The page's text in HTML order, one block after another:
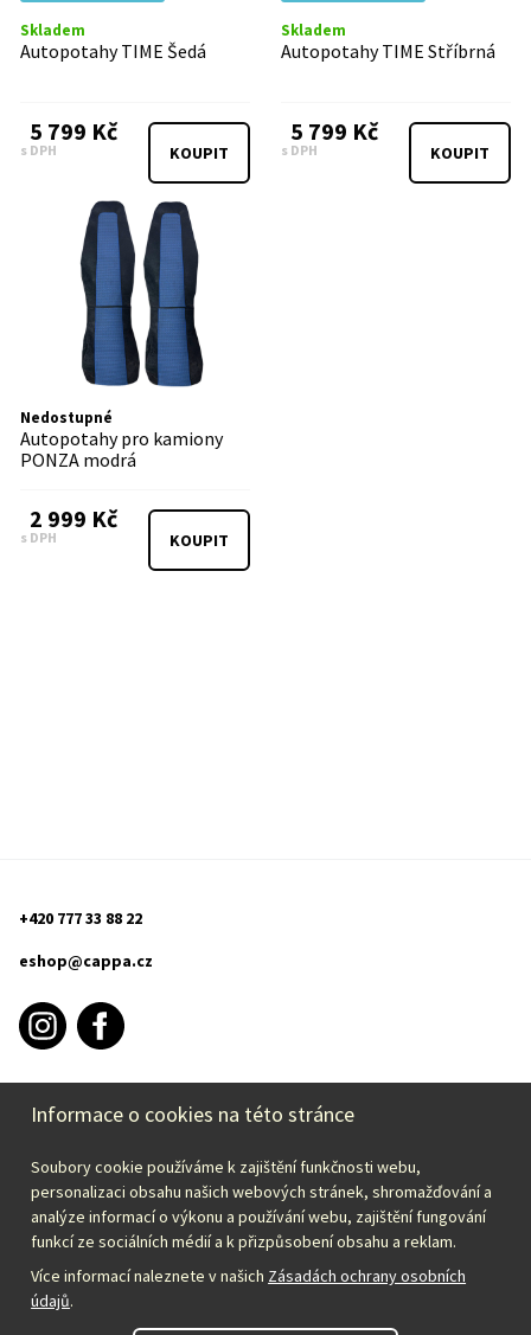
Skladem
Autopotahy TIME Šedá
5 799 Kč
s DPH KOUPIT
Skladem
Autopotahy TIME Stříbrná
5 799 Kč
s DPH KOUPIT
Nedostupné
Autopotahy pro kamiony
PONZA modrá
2 999 Kč
s DPH KOUPIT
+420 777 33 88 22
eshop@cappa.cz
INFORMACE O NÁKUPU
CAPPA
Zvolte svou zemi:
Česky – CZK
Informace o cookies na této stránce
Soubory cookie používáme k zajištění funkčnosti webu,
personalizaci obsahu našich webových stránek, shromažďování a
analýze informací o výkonu a používání webu, zajištění fungování
funkcí ze sociálních médií a k přizpůsobení obsahu a reklam.
Více informací naleznete v našich Zásadách ochrany osobních
údajů.